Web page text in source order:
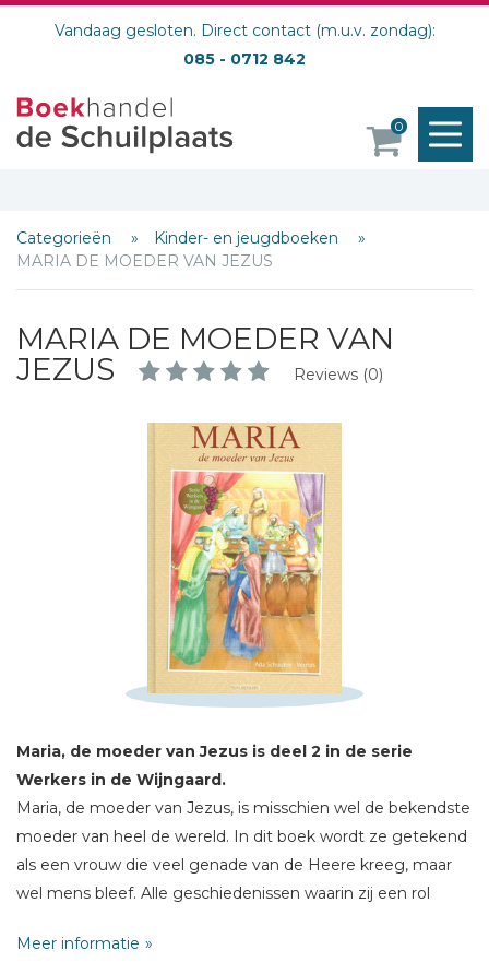
Vandaag gesloten. Direct contact (m.u.v. zondag):
085 - 0712 842
0
Categorieën
Kinder- en jeugdboeken
MARIA DE MOEDER VAN JEZUS
MARIA DE MOEDER VAN
JEZUS
Reviews (0)
Maria, de moeder van Jezus is deel 2 in de serie
Werkers in de Wijngaard.
Maria, de moeder van Jezus, is misschien wel de bekendste
moeder van heel de wereld. In dit boek wordt ze getekend
als een vrouw die veel genade van de Heere kreeg, maar
wel mens bleef. Alle geschiedenissen waarin zij een rol
Meer informatie
Schrijf hieronder je review!
Titel *
Bericht *